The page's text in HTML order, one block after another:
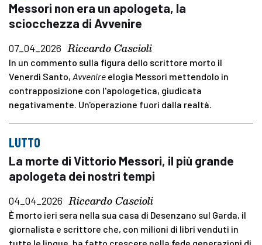
Messori non era un apologeta, la
sciocchezza di Avvenire
07_04_2026 Riccardo Cascioli
In un commento sulla figura dello scrittore morto il
Venerdì Santo, Avvenire elogia Messori mettendolo in
contrapposizione con l'apologetica, giudicata
negativamente. Un'operazione fuori dalla realtà.
LUTTO
La morte di Vittorio Messori, il più grande
apologeta dei nostri tempi
04_04_2026 Riccardo Cascioli
È morto ieri sera nella sua casa di Desenzano sul Garda, il
giornalista e scrittore che, con milioni di libri venduti in